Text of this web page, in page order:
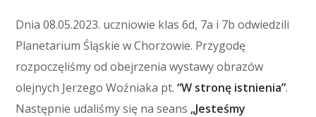
Dnia 08.05.2023. uczniowie klas 6d, 7a i 7b odwiedzili
Planetarium Śląskie w Chorzowie. Przygodę
rozpoczęliśmy od obejrzenia wystawy obrazów
olejnych Jerzego Woźniaka pt. “W stronę istnienia”.
Następnie udaliśmy się na seans „Jesteśmy